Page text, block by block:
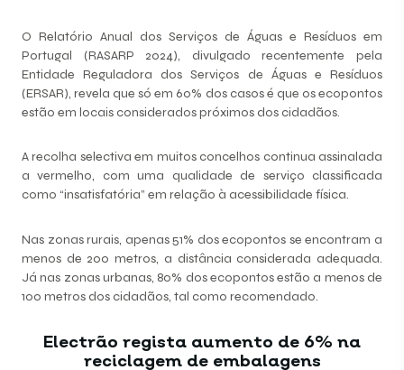
O Relatório Anual dos Serviços de Águas e Resíduos em
Portugal (RASARP 2024), divulgado recentemente pela
Entidade Reguladora dos Serviços de Águas e Resíduos
(ERSAR), revela que só em 60% dos casos é que os ecopontos
estão em locais considerados próximos dos cidadãos.
A recolha selectiva em muitos concelhos continua assinalada
a vermelho, com uma qualidade de serviço classificada
como “insatisfatória” em relação à acessibilidade física.
Nas zonas rurais, apenas 51% dos ecopontos se encontram a
menos de 200 metros, a distância considerada adequada.
Já nas zonas urbanas, 80% dos ecopontos estão a menos de
100 metros dos cidadãos, tal como recomendado.
Electrão regista aumento de 6% na
reciclagem de embalagens